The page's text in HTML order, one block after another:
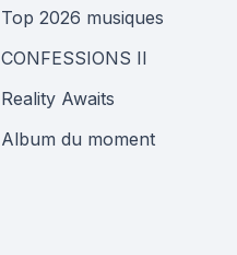
Top 2026 musiques
CONFESSIONS II
Reality Awaits
Album du moment